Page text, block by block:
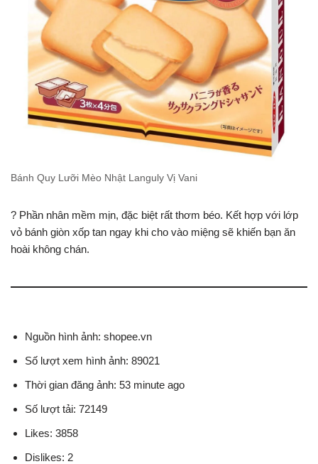
Bánh Quy Lưỡi Mèo Nhật Languly Vị Vani
? Phần nhân mềm mịn, đặc biệt rất thơm béo. Kết hợp với lớp
vỏ bánh giòn xốp tan ngay khi cho vào miệng sẽ khiến bạn ăn
hoài không chán.
Nguồn hình ảnh: shopee.vn
Số lượt xem hình ảnh: 89021
Thời gian đăng ảnh: 53 minute ago
Số lượt tải: 72149
Likes: 3858
Dislikes: 2